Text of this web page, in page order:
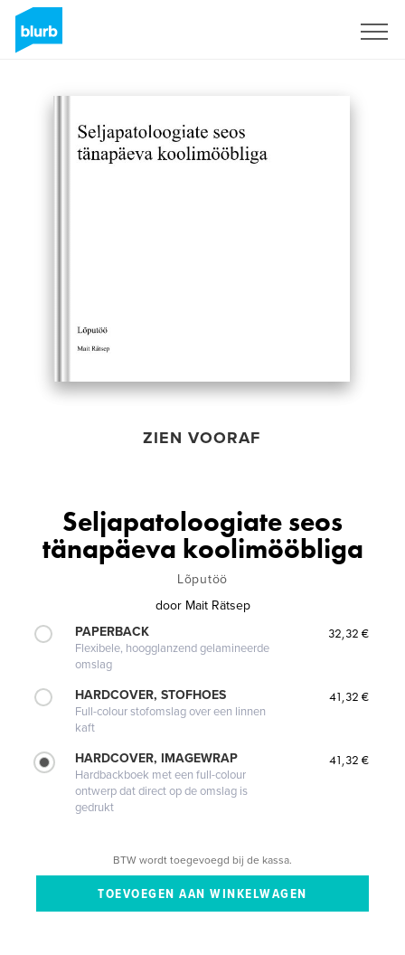
ZIEN VOORAF
Seljapatoloogiate seos
tänapäeva koolimööbliga
Lõputöö
door Mait Rätsep
PAPERBACK
Flexibele, hoogglanzend gelamineerde
omslag
32,32 €
HARDCOVER, STOFHOES
Full-colour stofomslag over een linnen
kaft
41,32 €
HARDCOVER, IMAGEWRAP
Hardbackboek met een full-colour
ontwerp dat direct op de omslag is
gedrukt
41,32 €
BTW wordt toegevoegd bij de kassa.